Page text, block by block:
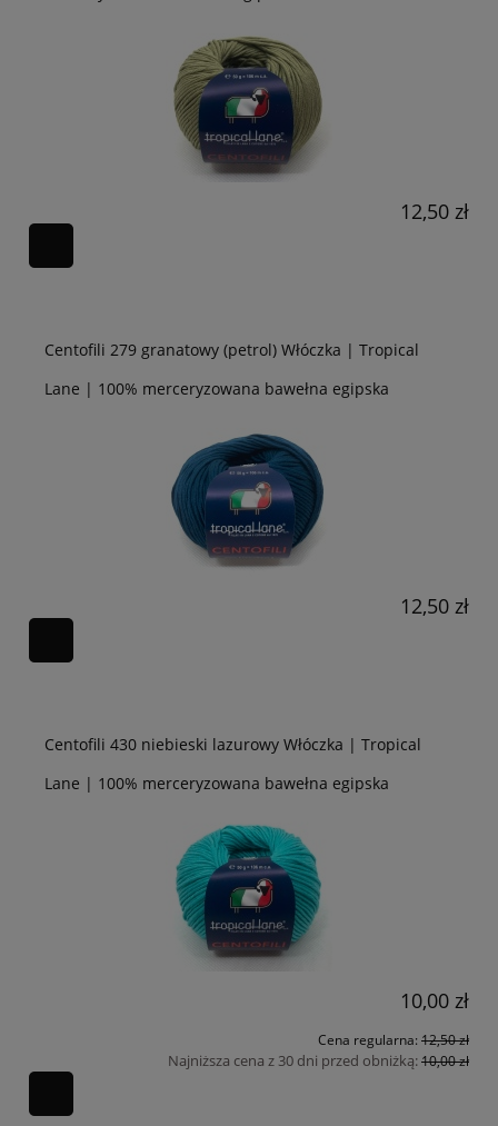
12,50 zł
Centofili 279 granatowy (petrol) Włóczka | Tropical
Lane | 100% merceryzowana bawełna egipska
12,50 zł
Centofili 430 niebieski lazurowy Włóczka | Tropical
Lane | 100% merceryzowana bawełna egipska
10,00 zł
Cena regularna: 12,50 zł
Najniższa cena z 30 dni przed obniżką:10,00 zł